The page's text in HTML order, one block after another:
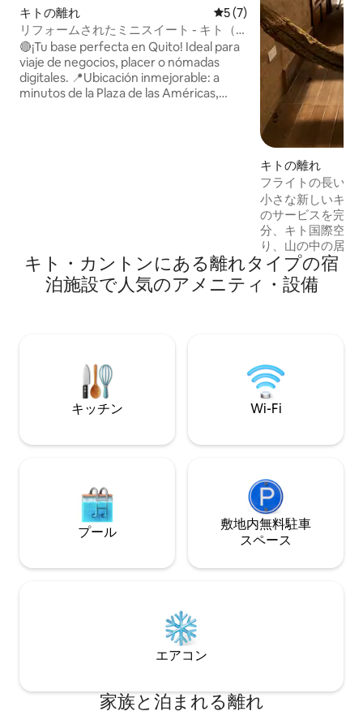
キトの離れ レビュー7件、5つ星中5つ
5 (7)
リフォームされたミニスイート - キト（S-
2）
🔴¡Tu base perfecta en Quito! Ideal para
viaje de negocios, placer o nómadas
digitales. 📍Ubicación inmejorable: a
minutos de la Plaza de las Américas,
キトの離れ
フライトの長い乗
旅ですか？
小さな新しいキャ
のサービスを完備
分、キト国際空港
り、山の中の居
の中でリラックス
ができます。 こ
ストが住む小さ
しみたい方に！快
ャビンです
キト・カントンにある離れタイプの宿
泊施設で人気のアメニティ・設備
キッチン Wi-Fi
プール
敷地内無料駐⁠車
ス⁠ペ⁠ー⁠ス
エアコン
家族と泊まれる離れ